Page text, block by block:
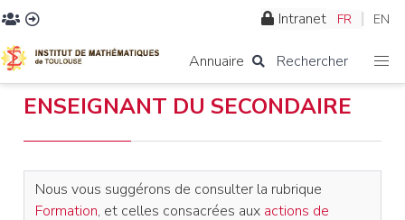
Intranet FR EN
Annuaire Rechercher
ENSEIGNANT DU SECONDAIRE
Nous vous suggérons de consulter la rubrique
Formation, et celles consacrées aux actions de